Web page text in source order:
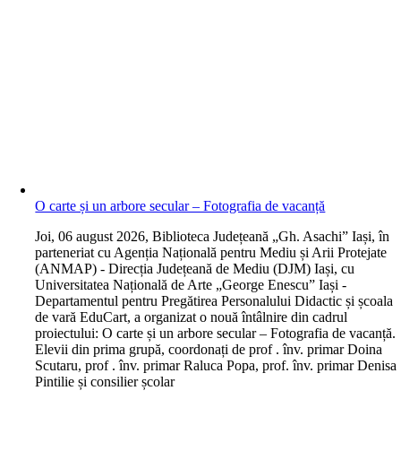
O carte și un arbore secular – Fotografia de vacanță
Joi, 06 august 2026, Biblioteca Județeană „Gh. Asachi” Iași, în
parteneriat cu Agenția Națională pentru Mediu și Arii Protejate
(ANMAP) - Direcția Județeană de Mediu (DJM) Iași, cu
Universitatea Națională de Arte „George Enescu” Iași -
Departamentul pentru Pregătirea Personalului Didactic și școala
de vară EduCart, a organizat o nouă întâlnire din cadrul
proiectului: O carte și un arbore secular – Fotografia de vacanță.
Elevii din prima grupă, coordonați de prof . înv. primar Doina
Scutaru, prof . înv. primar Raluca Popa, prof. înv. primar Denisa
Pintilie și consilier școlar